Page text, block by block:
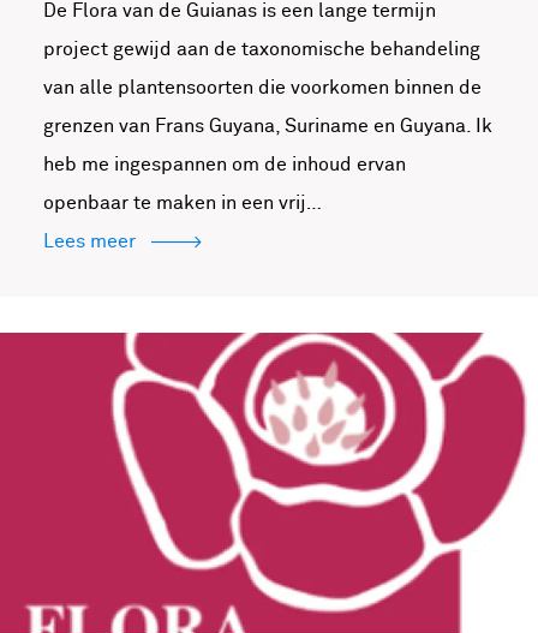
De Flora van de Guianas is een lange termijn
project gewijd aan de taxonomische behandeling
van alle plantensoorten die voorkomen binnen de
grenzen van Frans Guyana, Suriname en Guyana. Ik
heb me ingespannen om de inhoud ervan
openbaar te maken in een vrij…
Lees meer